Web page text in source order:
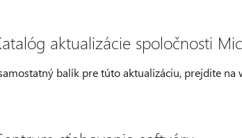
aktualizácie spoločnosti
balík pre túto aktualizáciu, prejdite na